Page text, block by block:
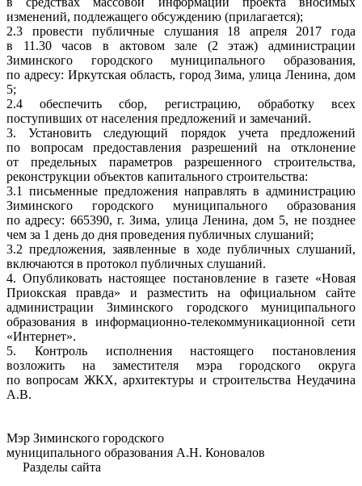
изменений, подлежащего обсуждению (прилагается);
2.3 провести публичные слушания 18 апреля 2017 года
в 11.30 часов в актовом зале (2 этаж) администрации
Зиминского городского муниципального образования,
по адресу: Иркутская область, город Зима, улица Ленина, дом
5;
2.4 обеспечить сбор, регистрацию, обработку всех
поступивших от населения предложений и замечаний.
3. Установить следующий порядок учета предложений
по вопросам предоставления разрешений на отклонение
от предельных параметров разрешенного строительства,
реконструкции объектов капитального строительства:
3.1 письменные предложения направлять в администрацию
Зиминского городского муниципального образования
по адресу: 665390, г. Зима, улица Ленина, дом 5, не позднее
чем за 1 день до дня проведения публичных слушаний;
3.2 предложения, заявленные в ходе публичных слушаний,
включаются в протокол публичных слушаний.
4. Опубликовать настоящее постановление в газете «Новая
Приокская правда» и разместить на официальном сайте
администрации Зиминского городского муниципального
образования в информационно-телекоммуникационной сети
«Интернет».
5. Контроль исполнения настоящего постановления
возложить на заместителя мэра городского округа
по вопросам ЖКХ, архитектуры и строительства Неудачина
А.В.
Мэр Зиминского городского
муниципального образования А.Н. Коновалов
Разделы сайта